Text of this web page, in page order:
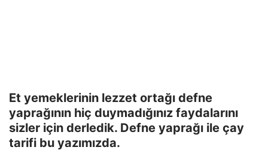
Et yemeklerinin lezzet ortağı defne
yaprağının hiç duymadığınız faydalarını
sizler için derledik. Defne yaprağı ile çay
tarifi bu yazımızda.